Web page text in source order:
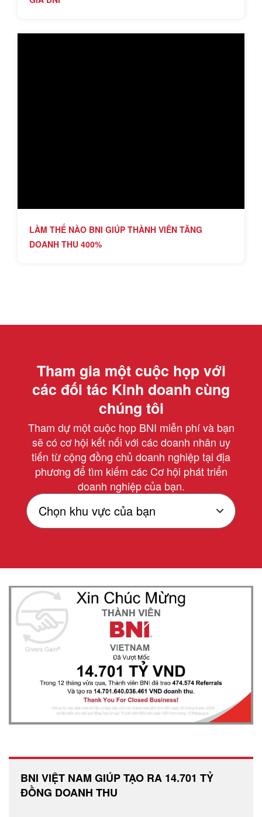
LÀM THẾ NÀO BNI GIÚP THÀNH VIÊN TĂNG
DOANH THU 400%
Tham gia một cuộc họp với
các đối tác Kinh doanh cùng
chúng tôi
Tham dự một cuộc họp BNI miễn phí và bạn
sẽ có cơ hội kết nối với các doanh nhân uy
tiến từ cộng đồng chủ doanh nghiệp tại địa
phương để tìm kiếm các Cơ hội phát triển
doanh nghiệp của bạn.
BNI VIỆT NAM GIÚP TẠO RA 14.701 TỶ
ĐỒNG DOANH THU